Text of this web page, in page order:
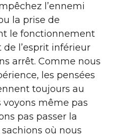
l’ennemi
la prise de
le fonctionnement
de l’esprit inférieur
arrêt. Comme nous
les pensées
toujours au
voyons même pas
pas passer la
où nous